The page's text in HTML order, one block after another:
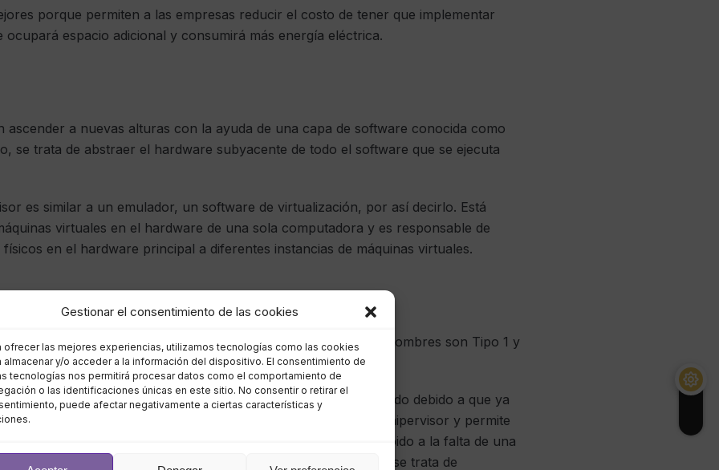
Gestionar el consentimiento de las cookies
ofrecer las mejores experiencias, utilizamos tecnologías como las cookies
almacenar y/o acceder a la información del dispositivo. El consentimiento de
tecnologías nos permitirá procesar datos como el comportamiento de
o las identificaciones únicas en este sitio. No consentir o retirar el
puede afectar negativamente a ciertas características y
porque permiten a las empresas reducir el costo de tener que implementar
espacio adicional y consumirá más energía eléctrica.
ascender a nuevas alturas con la ayuda de una capa de software conocida como
se trata de abstraer el hardware subyacente de todo el software que se ejecuta
es similar a un emulador, un software de virtualización, por así decirlo. Está
virtuales en el hardware de una sola computadora y es responsable de
en el hardware principal a diferentes instancias de máquinas virtuales.
hipervisores?
se pueden utilizar sin problemas en un servidor virtual. Los nombres son Tipo 1 y
cosas sobre ellos.
Tipo 1, también conocido como Bare Metal, está más optimizado debido a que ya
aplicación y el sistema operativo invitado se ejecutan en este hipervisor y permite
acceda al hardware. No solo eso, sino que funciona mejor debido a la falta de una
llegado a entender, se prefiere un hipervisor Tipo 1 cuando se trata de